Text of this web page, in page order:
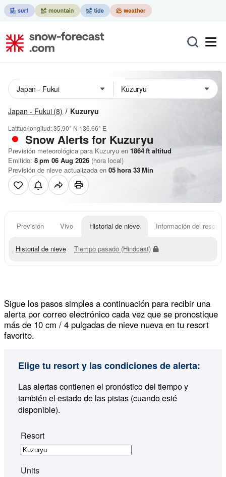
Japan - Fukui (8) Kuzuryu
Latitud/longitud:35.90° N 136.66° E
Snow Alerts for Kuzuryu
Previsión meteorológica para Kuzuryu en 1864ft altitud
Emitido: 8 pm 06 Aug 2026 (hora local)
Previsión de nieve actualizada en 05hora 33Min
Previsión Vivo Historial de nieve Información del resort
Historial de nieve Tiempo pasado (Hindcast)
Sigue los pasos simples a continuación para recibir una
alerta por correo electrónico cada vez que se pronostique
más de 10 cm / 4 pulgadas de nieve nueva en tu resort
favorito.
Elige tu resort y las condiciones de alerta:
Las alertas contienen el pronóstico del tiempo y
también el estado de las pistas (cuando esté
disponible).
Resort
Units